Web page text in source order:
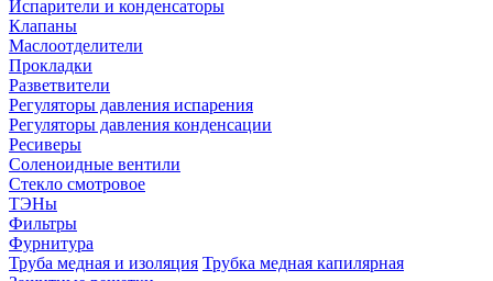
Испарители и конденсаторы
Клапаны
Маслоотделители
Прокладки
Разветвители
Регуляторы давления испарения
Регуляторы давления конденсации
Ресиверы
Соленоидные вентили
Стекло смотровое
ТЭНы
Фильтры
Фурнитура
Труба медная и изоляция Трубка медная капилярная